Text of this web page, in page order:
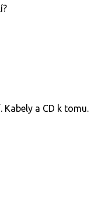
a CD k tomu.